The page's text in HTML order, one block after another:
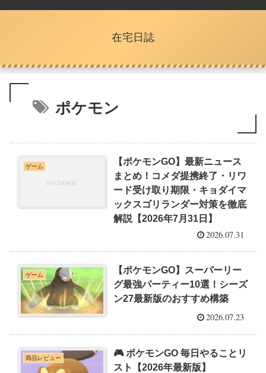
在宅日誌
ポケモン
ゲーム
【ポケモンGO】最新ニュース
まとめ！コメダ提携終了・リワ
ード受け取り期限・キョダイマ
ックスゴリランダー対策を徹底
解説【2026年7月31日】
2026.07.31
ゲーム
【ポケモンGO】スーパーリー
グ最強パーティー10選！シーズ
ン27最新版のおすすめ構築
2026.07.23
商品レビュー
🎮 ポケモンGO 毎日やることリ
スト【2026年最新版】